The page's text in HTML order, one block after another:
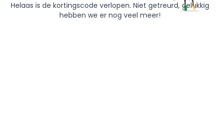
Helaas is de kortingscode verlopen. Niet getreurd, gelukkig
hebben we er nog veel meer!